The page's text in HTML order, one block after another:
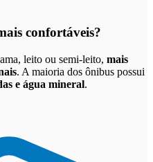
confortáveis?
leito ou semi-leito, mais
. A maioria dos ônibus possui
e água mineral.